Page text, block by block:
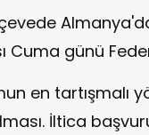
Cuma günü
en tartışmalı
İltica